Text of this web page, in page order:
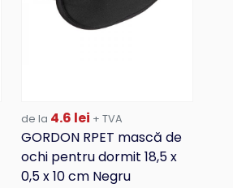
de la 4.6 lei + TVA
GORDON RPET mască de
ochi pentru dormit 18,5 x
0,5 x 10 cm Negru